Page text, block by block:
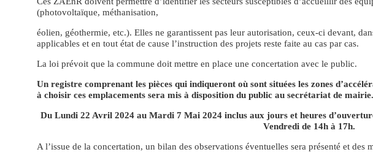
(photovoltaïque, méthanisation,
éolien, géothermie, etc.). Elles ne garantissent pas leur autorisation, ceux-ci devant,
applicables et en tout état de cause l’instruction des projets reste faite au cas par cas.
La loi prévoit que la commune doit mettre en place une concertation avec le public.
Un registre comprenant les pièces qui indiqueront où sont situées les zones
à choisir ces emplacements sera mis à disposition du public au secrétariat de mairie.
Du Lundi 22 Avril 2024 au Mardi 7 Mai 2024 inclus aux jours et heures
Vendredi de 14h à 17h.
A l’issue de la concertation, un bilan des observations éventuelles sera présenté et